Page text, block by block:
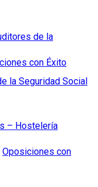
de la
con Éxito
la Seguridad Social
– Hostelería
Oposiciones con